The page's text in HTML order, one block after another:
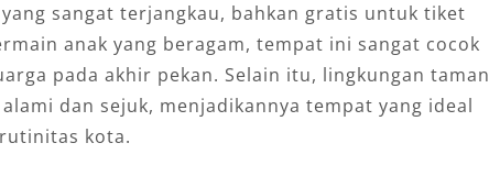
sangat terjangkau, bahkan gratis untuk tiket
anak yang beragam, tempat ini sangat cocok
pada akhir pekan. Selain itu, lingkungan taman
dan sejuk, menjadikannya tempat yang ideal
kota.